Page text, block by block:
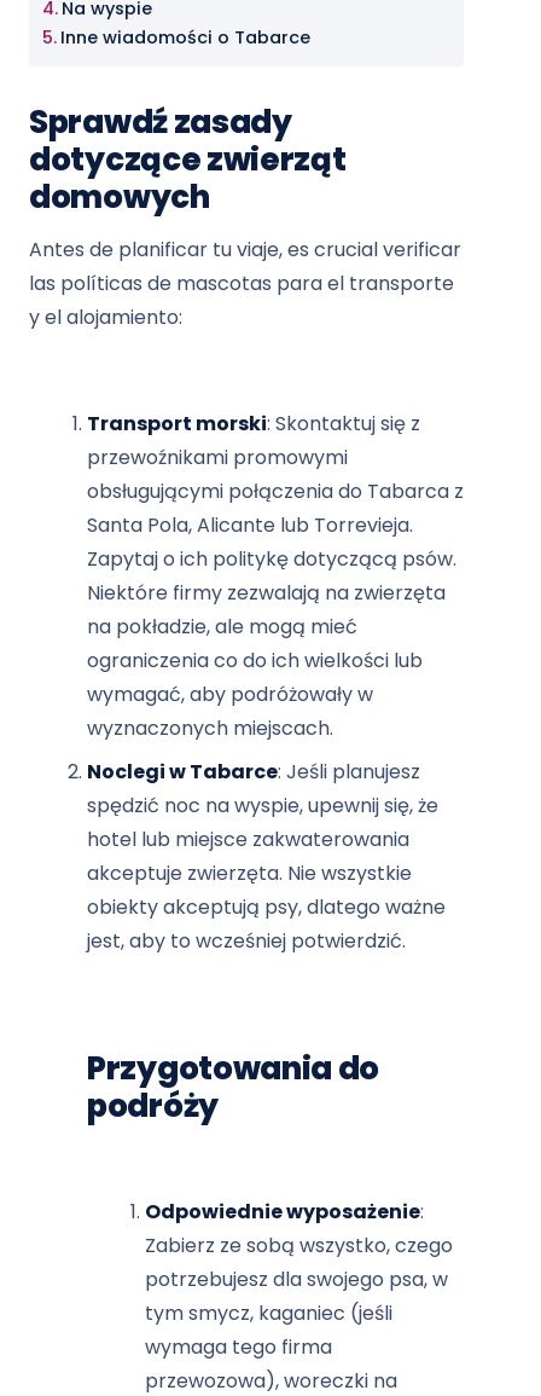
Na wyspie
Inne wiadomości o Tabarce
Sprawdź zasady
dotyczące zwierząt
domowych
Antes de planificar tu viaje, es crucial verificar
las políticas de mascotas para el transporte
y el alojamiento:
Transport morski: Skontaktuj się z
przewoźnikami promowymi
obsługującymi połączenia do Tabarca z
Santa Pola, Alicante lub Torrevieja.
Zapytaj o ich politykę dotyczącą psów.
Niektóre firmy zezwalają na zwierzęta
na pokładzie, ale mogą mieć
ograniczenia co do ich wielkości lub
wymagać, aby podróżowały w
wyznaczonych miejscach.
Noclegi w Tabarce: Jeśli planujesz
spędzić noc na wyspie, upewnij się, że
hotel lub miejsce zakwaterowania
akceptuje zwierzęta. Nie wszystkie
obiekty akceptują psy, dlatego ważne
jest, aby to wcześniej potwierdzić.
Przygotowania do
podróży
Odpowiednie wyposażenie:
Zabierz ze sobą wszystko, czego
potrzebujesz dla swojego psa, w
tym smycz, kaganiec (jeśli
wymaga tego firma
przewozowa), woreczki na